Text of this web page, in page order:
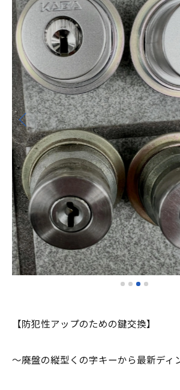
【防犯性アップのための鍵交換】
〜廃盤の縦型くの字キーから最新ディ